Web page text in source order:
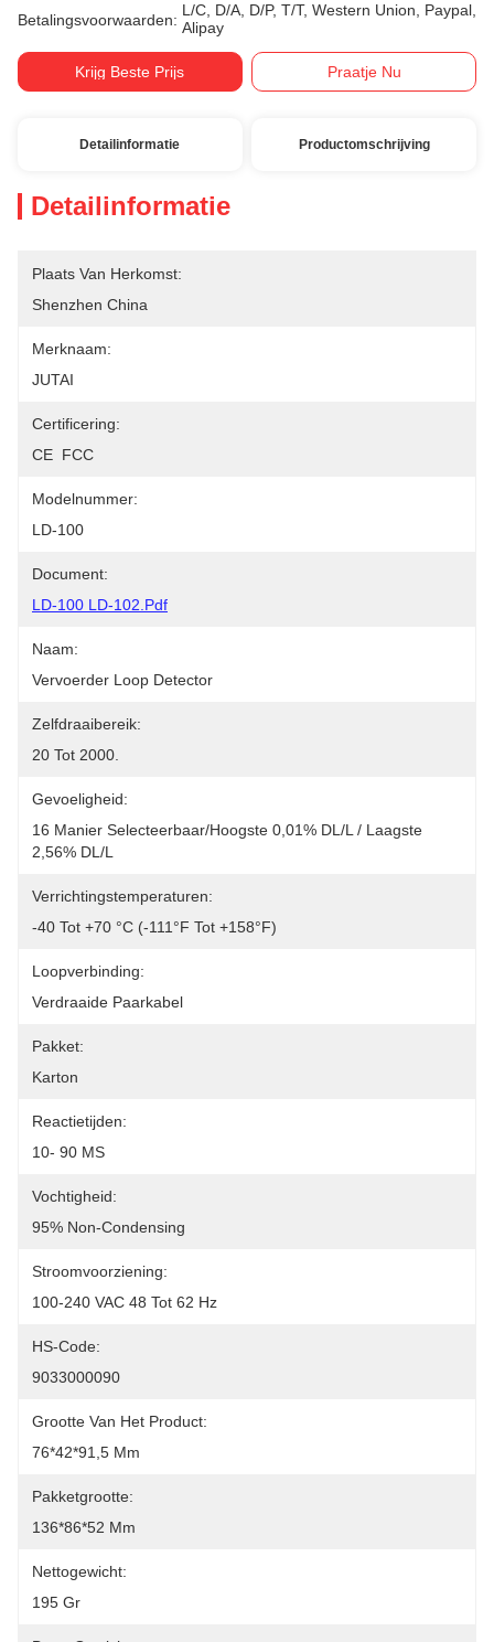
Betalingsvoorwaarden:
L/C, D/A, D/P, T/T, Western Union, Paypal,
Alipay
Krijg Beste Prijs Praatje Nu
Detailinformatie Productomschrijving
Detailinformatie
Plaats Van Herkomst:
Shenzhen China
Merknaam:
JUTAI
Certificering:
CE  FCC
Modelnummer:
LD-100
Document:
LD-100 LD-102.pdf
Naam:
Vervoerder Loop Detector
Zelfdraaibereik:
20 Tot 2000.
Gevoeligheid:
16 Manier Selecteerbaar/hoogste 0,01% DL/L / Laagste
2,56% DL/L
Verrichtingstemperaturen:
-40 Tot +70 °C (-111°F Tot +158°F)
Loopverbinding:
Verdraaide Paarkabel
Pakket:
Karton
Reactietijden:
10- 90 MS
Vochtigheid:
95% Non-Condensing
Stroomvoorziening:
100-240 VAC 48 Tot 62 Hz
HS-Code:
9033000090
Grootte Van Het Product:
76*42*91,5 Mm
Pakketgrootte:
136*86*52 Mm
Nettogewicht:
195 Gr